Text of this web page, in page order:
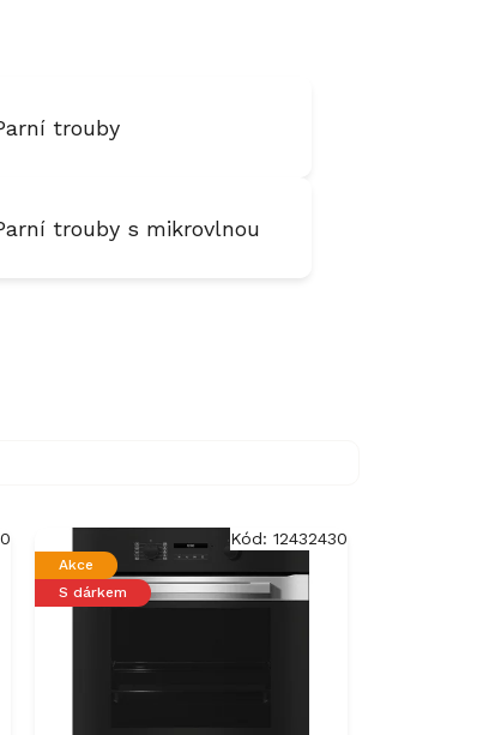
trouby
trouby s mikrovlnou
Akce
S dárkem
Kód: 12432430